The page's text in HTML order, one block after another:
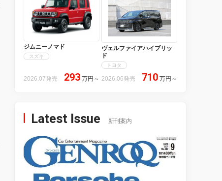
ジムニーノマド
スズキ
2026.07発売 293 万円 ～
ヴェルファイアハイブリッ
ド
トヨタ
2026.06発売 710 万円 ～
Latest Issue 新刊案内